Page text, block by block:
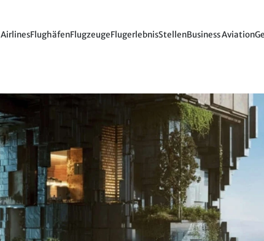
AirlinesFlughäfenFlugzeugeFlugerlebnisStellenBusiness Aviation